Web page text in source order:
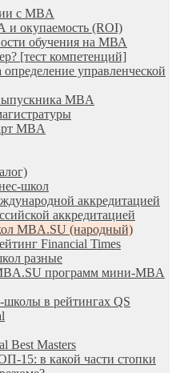
с MBA
окупаемость (ROI)
обучения на МВА
[тест компетенций]
управленческой
MBA
MBA
школ
аккредитацией
аккредитацией
MBA.SU (народный)
Financial Times
разные
программ мини-MBA
школы в рейтингах QS
Best Masters
15: в какой части стопки